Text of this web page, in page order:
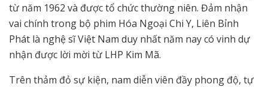
từ năm 1962 và được tổ chức thường niên. Đảm nhận
vai chính trong bộ phim Hóa Ngoại Chi Y, Liên Bỉnh
Phát là nghệ sĩ Việt Nam duy nhất năm nay có vinh dự
nhận được lời mời từ LHP Kim Mã.
Trên thảm đỏ sự kiện, nam diễn viên đầy phong độ, tự